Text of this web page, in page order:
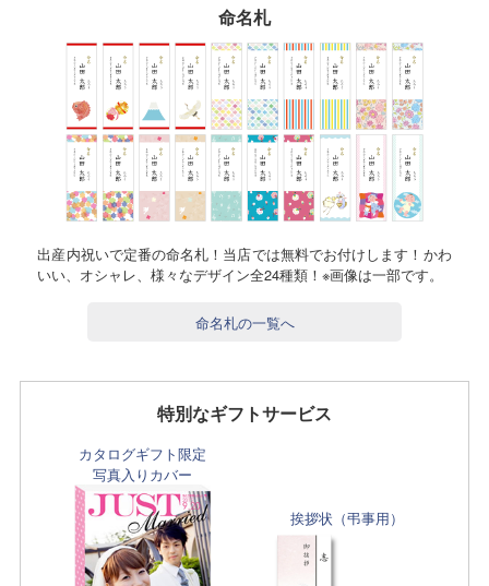
命名札
出産内祝いで定番の命名札！当店では無料でお付けします！かわ
いい、オシャレ、様々なデザイン全24種類！※画像は一部です。
命名札の一覧へ
特別なギフトサービス
カタログギフト限定
写真入りカバー
挨拶状（弔事用）